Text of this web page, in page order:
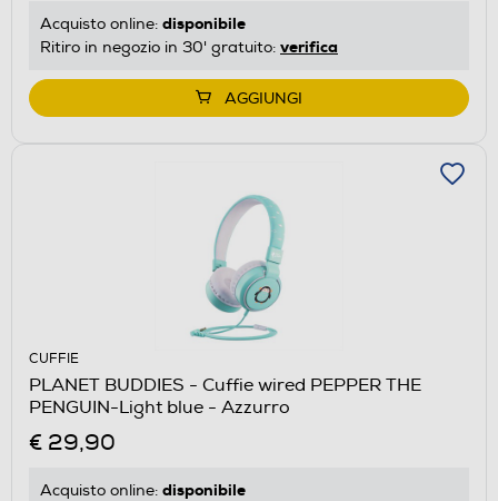
Acquisto online: disponibile
Ritiro in negozio in 30' gratuito: verifica
AGGIUNGI
CUFFIE
PLANET BUDDIES - Cuffie wired PEPPER THE
PENGUIN-Light blue - Azzurro
€ 29,90
Acquisto online: disponibile